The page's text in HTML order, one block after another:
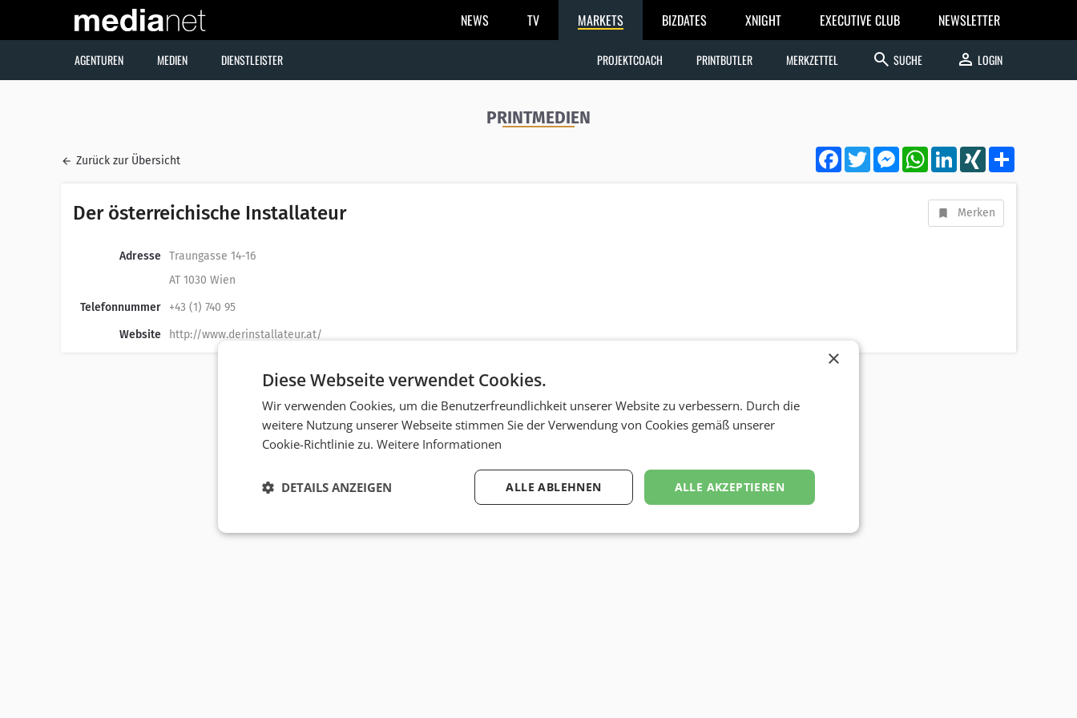
NEWS TV MARKETS BIZDATES XNIGHT EXECUTIVE CLUB NEWSLETTER
AGENTUREN MEDIEN DIENSTLEISTER PROJEKTCOACH PRINTBUTLER MERKZETTEL search SUCHE person LOGIN
PRINTMEDIEN
Zurück zur Übersicht
FacebookTwitterMessengerWhatsApp
LinkedInXING
Der österreichische Installateur Merken
Adresse Traungasse 14-16
AT 1030 Wien
Telefonnummer
+43 (1) 740 95
Website
http://www.derinstallateur.at/
×
Diese Webseite verwendet Cookies.
Wir verwenden Cookies, um die Benutzerfreundlichkeit unserer Website zu verbessern. Durch die
weitere Nutzung unserer Webseite stimmen Sie der Verwendung von Cookies gemäß unserer
Cookie-Richtlinie zu. Weitere Informationen
ALLE AKZEPTIEREN
ALLE ABLEHNEN
DETAILS ANZEIGEN